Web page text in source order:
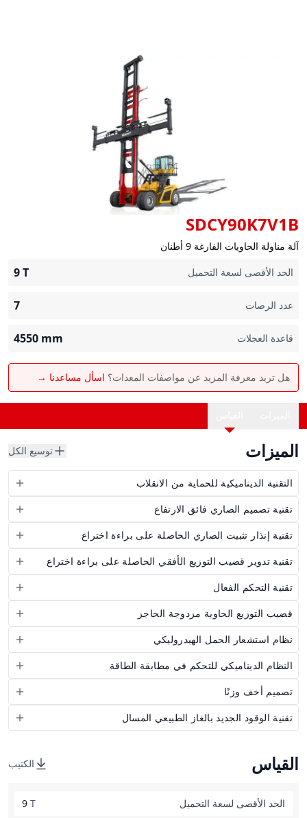
SDCY90K7V1B
آلة مناولة الحاويات الفارغة 9 أطنان
الحد الأقصى لسعة التحميل
9T
عدد الرصات 7
قاعدة العجلات 4550 mm
هل تريد معرفة المزيد عن مواصفات المعدات؟ اسأل مساعدنا →
الميزات توسيع الكل
التقنية الديناميكية للحماية من الانقلاب
تقنية تصميم الصاري فائق الارتفاع
تقنية إنذار تثبيت الصاري الحاصلة على براءة اختراع
تقنية تدوير قضيب التوزيع الأفقي الحاصلة على براءة اختراع
تقنية التحكم الفعال
قضيب التوزيع الحاوية مزدوجة الحاجز
نظام استشعار الحمل الهيدروليكي
النظام الديناميكي للتحكم في مطابقة الطاقة
تصميم أخف وزنًا
تقنية الوقود الجديد بالغاز الطبيعي المسال
القياس الكتيب
الحد الأقصى لسعة التحميل 9 T